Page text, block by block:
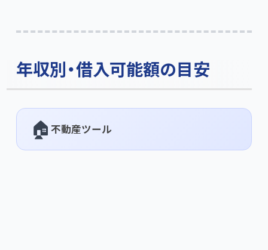
年収別・借入可能額の目安
🏠 不動産ツール